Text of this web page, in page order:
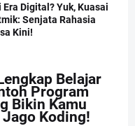
Era Digital? Yuk, Kuasai
Senjata Rahasia
Kini!
Belajar
Program
Bikin Kamu
Koding!